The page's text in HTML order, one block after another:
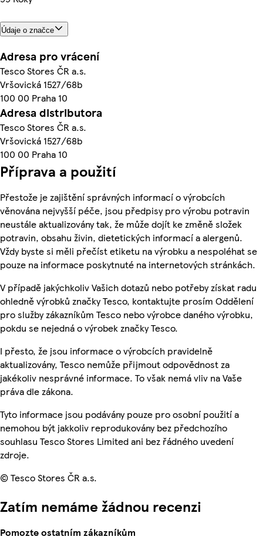
Údaje o značce
Adresa pro vrácení
Tesco Stores ČR a.s.
Vršovická 1527/68b
100 00 Praha 10
Adresa distributora
Tesco Stores ČR a.s.
Vršovická 1527/68b
100 00 Praha 10
Příprava a použití
Přestože je zajištění správných informací o výrobcích
věnována nejvyšší péče, jsou předpisy pro výrobu potravin
neustále aktualizovány tak, že může dojít ke změně složek
potravin, obsahu živin, dietetických informací a alergenů.
Vždy byste si měli přečíst etiketu na výrobku a nespoléhat se
pouze na informace poskytnuté na internetových stránkách.
V případě jakýchkoliv Vašich dotazů nebo potřeby získat radu
ohledně výrobků značky Tesco, kontaktujte prosím Oddělení
pro služby zákazníkům Tesco nebo výrobce daného výrobku,
pokdu se nejedná o výrobek značky Tesco.
I přesto, že jsou informace o výrobcích pravidelně
aktualizovány, Tesco nemůže přijmout odpovědnost za
jakékoliv nesprávné informace. To však nemá vliv na Vaše
práva dle zákona.
Tyto informace jsou podávány pouze pro osobní použití a
nemohou být jakkoliv reprodukovány bez předchozího
souhlasu Tesco Stores Limited ani bez řádného uvedení
zdroje.
© Tesco Stores ČR a.s.
Zatím nemáme žádnou recenzi
Pomozte ostatním zákazníkům